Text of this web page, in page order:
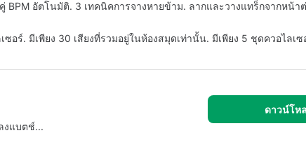
BPM อัตโนมัติ. 3 เทคนิคการจางหายข้าม. ลากและวางแทร็กจากหน้า
อร์. มีเพียง 30 เสียงที่รวมอยู่ในห้องสมุดเท่านั้น. มีเพียง 5 ชุดควอไลเ
งแบตช์...
ดาวน์โห